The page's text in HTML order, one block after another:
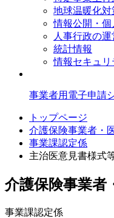
地球温暖化対
情報公開・
人事行政の
統計情報
情報セキュ
事業者用電子申請
トップページ
介護保険事業者・
事業課認定係
主治医意見書様式
介護保険事業者
事業課認定係